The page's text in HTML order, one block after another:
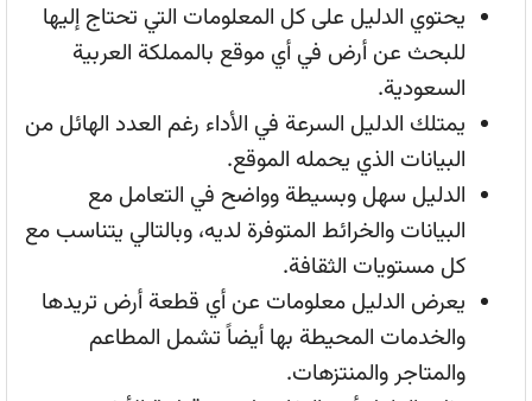
يحتوي الدليل على كل المعلومات التي تحتاج إليها
للبحث عن أرض في أي موقع بالمملكة العربية
السعودية.
يمتلك الدليل السرعة في الأداء رغم العدد الهائل من
البيانات الذي يحمله الموقع.
الدليل سهل وبسيطة وواضح في التعامل مع
البيانات والخرائط المتوفرة لديه، وبالتالي يتناسب مع
كل مستويات الثقافة.
يعرض الدليل معلومات عن أي قطعة أرض تريدها
والخدمات المحيطة بها أيضاً تشمل المطاعم
والمتاجر والمنتزهات.